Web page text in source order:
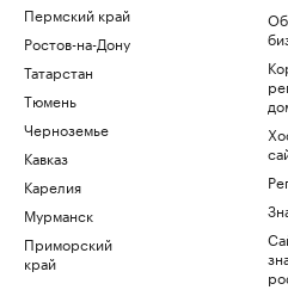
Пермский край
Ростов-на-Дону
Татарстан
Тюмень
Черноземье
Кавказ
Карелия
Мурманск
Приморский
край